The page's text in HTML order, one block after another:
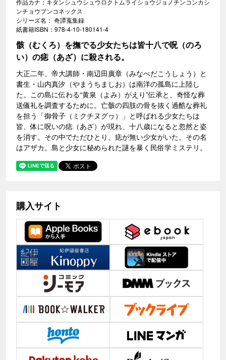
作品カナ：キタンシュウシュウロクトムライショウジョノチンコンカシ
ンチョウブンコネックス
シリーズ名： 奇譚蒐集録
紙書籍ISBN：978-4-10-180141-4
骸（むくろ）を撫でる少女たちは皆十八で呪（のろ
い）の痣（あざ）に殺される。
大正二年、帝大講師・南辺田廣章（みなべだこうしょう）と
書生・山内真汐（やまうちましお）は南洋の孤島に上陸し
た。この島に伝わる“黄泉（よみ）がえり”伝承と、奇怪な葬
送儀礼を調査するために。亡骸の四肢の骨を抜く過酷な葬礼
を担う「御骨子（ミクチヌグヮ）」と呼ばれる少女たちは
皆、体に呪いの痣（あざ）が現れ、十八歳になると忽然と姿
を消す。その中でただひとり、痣が無い少女がいた。その名
はアザカ。島と少女に秘められた謎を暴く民俗学ミステリ。
購入サイト